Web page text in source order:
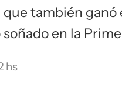
también
en la
hs